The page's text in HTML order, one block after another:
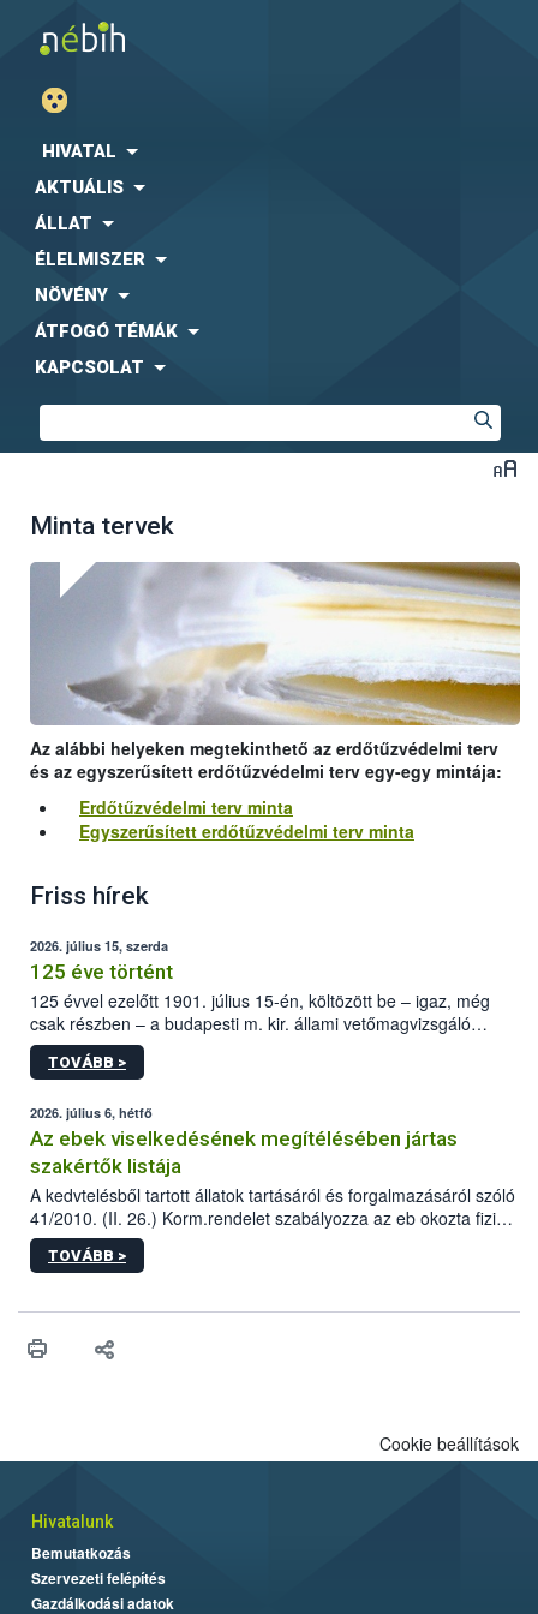
HIVATAL
AKTUÁLIS
ÁLLAT
ÉLELMISZER
NÖVÉNY
ÁTFOGÓ TÉMÁK
KAPCSOLAT
Minta tervek
Az alábbi helyeken megtekinthető az erdőtűzvédelmi terv
és az egyszerűsített erdőtűzvédelmi terv egy-egy mintája:
Erdőtűzvédelmi terv minta
Egyszerűsített erdőtűzvédelmi terv minta
Friss hírek
2026. július 15, szerda
125 éve történt
125 évvel ezelőtt 1901. július 15-én, költözött be – igaz, még
csak részben – a budapesti m. kir. állami vetőmagvizsgáló
állomás a Kis Rókus utca 15. szám alatti, Czigler Győző által
tervezett új épületébe.
TOVÁBB >
2026. július 6, hétfő
Az ebek viselkedésének megítélésében jártas
szakértők listája
A kedvtelésből tartott állatok tartásáról és forgalmazásáról szóló
41/2010. (II. 26.) Korm.rendelet szabályozza az eb okozta fizikai
sérülés, illetve ennek veszélye keletkezésekor felmerülő
hatósági feladatokat, valamint a veszélyes eb tartását és annak
vonni az ebek viselkedésének megítélésében jártas szakértőt.
TOVÁBB >
Cookie beállítások
Hivatalunk
Bemutatkozás
Szervezeti felépítés
Gazdálkodási adatok